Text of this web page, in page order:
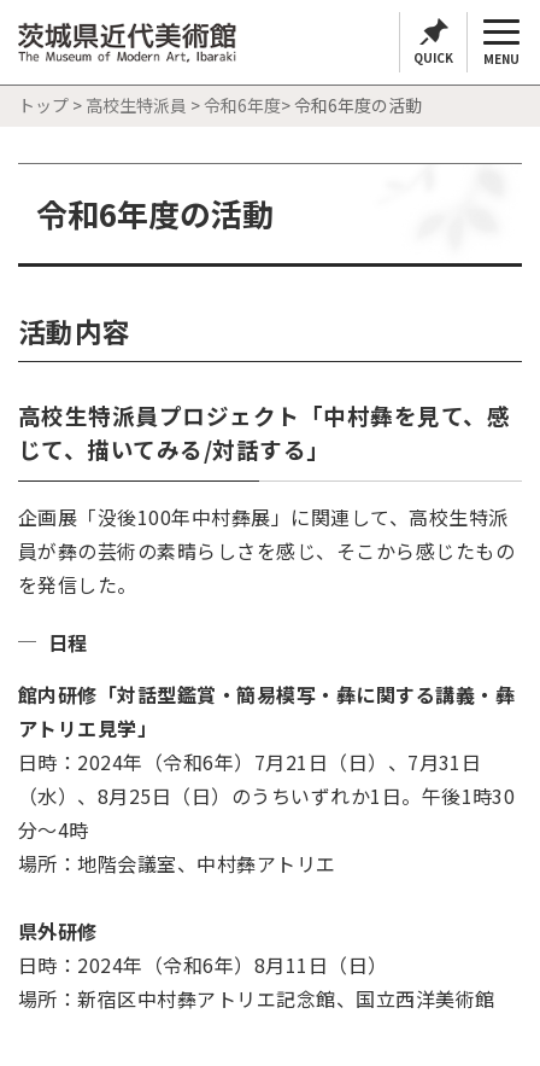
QUICK MENU
トップ > 高校生特派員 >令和6年度> 令和6年度の活動
令和6年度の活動
活動内容
高校生特派員プロジェクト「中村彝を見て、感
じて、描いてみる/対話する」
企画展「没後100年中村彝展」に関連して、高校生特派
員が彝の芸術の素晴らしさを感じ、そこから感じたもの
を発信した。
日程
館内研修「対話型鑑賞・簡易模写・彝に関する講義・彝
アトリエ見学」
日時：2024年（令和6年）7月21日（日）、7月31日
（水）、8月25日（日）のうちいずれか1日。午後1時30
分～4時
場所：地階会議室、中村彝アトリエ
県外研修
日時：2024年（令和6年）8月11日（日）
場所：新宿区中村彝アトリエ記念館、国立西洋美術館